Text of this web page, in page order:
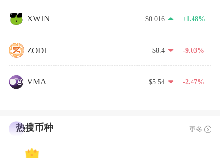
XWIN $0.016 +1.48%
ZODI $8.4 -9.03%
VMA $5.54 -2.47%
热搜币种 更多